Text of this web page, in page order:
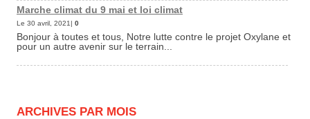
Marche climat du 9 mai et loi climat
Le 30 avril, 2021| 0
Bonjour à toutes et tous, Notre lutte contre le projet Oxylane et
pour un autre avenir sur le terrain...
ARCHIVES PAR MOIS